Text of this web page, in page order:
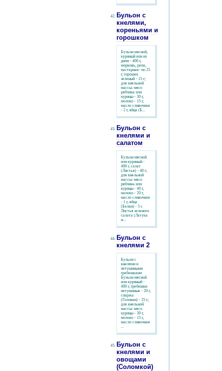
Бульон с
кнелями,
кореньями и
горошком
Бульон мясной,
куриный или из
дичи - 400 г,
морковь, репа,
пастернак- по 25
г, горошек
зеленый - 15 г;
для кнельной
массы: мясо
рябчика или
курицы - 30 г,
молоко - 15 г,
масло сливочное
- 2 г, яйца (Б...
Бульон с
кнелями и
салатом
Бульон мясной
или куриный -
400 г, салат
(Листья) - 40 г;
для кнельной
массы: мясо
рябчика или
курицы - 40 г,
молоко - 20 г,
масло сливочное
- 1 г, яйца
(Белки) - 5 г.
Листья зеленого
салата (Латука
и...
Бульон с
кнелями 2
Бульон с
кнелями и
петушиными
гребешками
Бульон мясной
или куриный -
400 г, гребешки
петушиные - 20 г,
спаржа
(Головки) - 25 г;
для кнельной
массы: мясо
курицы - 30 г,
молоко - 15 г,
масло сливочное
...
Бульон с
кнелями и
овощами
(Соломкой)